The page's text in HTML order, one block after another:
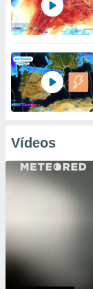
Vídeos